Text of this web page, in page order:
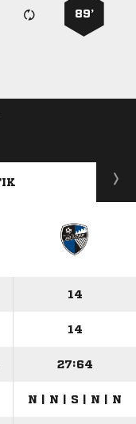
89’
14
14
27:64
N | N | S | N | N